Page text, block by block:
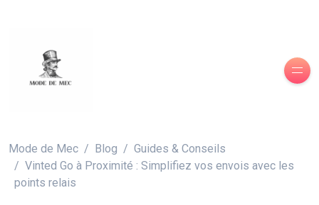
Mode de Mec Blog
Guides & Conseils
Vinted Go à Proximité : Simplifiez vos envois avec les
points relais